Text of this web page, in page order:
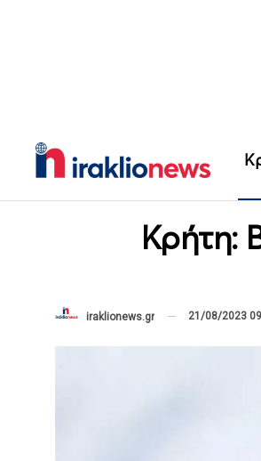
Κρήτη:
iraklionews.gr 21/08/2023